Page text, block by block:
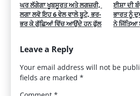
ਘਰ ਲੱਗੇਗਾ ਖੂਬਸੂਰਤ ਅਤੇ ਲਗਜ਼ਰੀ,
ਲਗਾ ਲਵੋ ਇਹ 6 ਵੇਲ ਵਾਲੇ ਬੂਟੇ, ਭਰ-
ਭਰ ਕੇ ਗੁੱਛਿਆਂ ਵਿੱਚ ਆਉਂਦੇ ਹਨ ਫੁੱਲ
ਈਸ਼ਾ ਦੀ
ਭਾਰਤ ਨੂੰ
ਨੇ ਜਿੱਤਿਆ
Leave a Reply
Your email address will not be
fields are marked*